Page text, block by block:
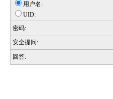
用户名:
UID:
密码:
安全提问:
回答: